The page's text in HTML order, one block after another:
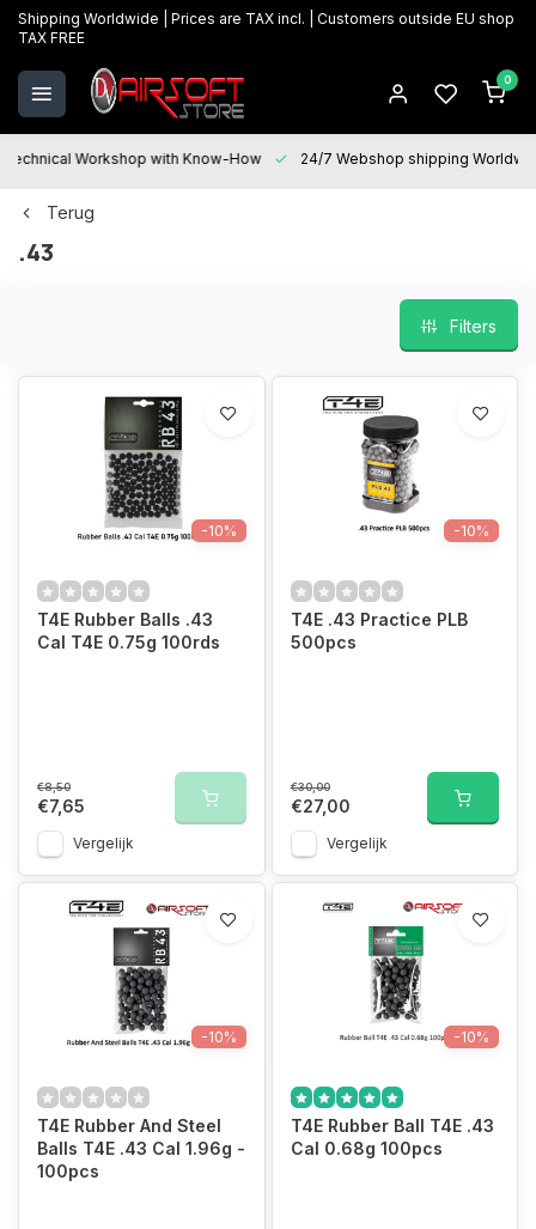
Shipping Worldwide | Prices are TAX incl. | Customers outside EU shop
TAX FREE
0
Technical Workshop with Know-How 24/7 Webshop shipping
Terug
.43
Filters
-10%
T4E Rubber Balls .43
Cal T4E 0.75g 100rds
€8,50
€7,65
Vergelijk
-10%
T4E .43 Practice PLB
500pcs
€30,00
€27,00
Vergelijk
-10%
T4E Rubber And Steel
Balls T4E .43 Cal 1.96g -
100pcs
-10%
T4E Rubber Ball T4E .43
Cal 0.68g 100pcs